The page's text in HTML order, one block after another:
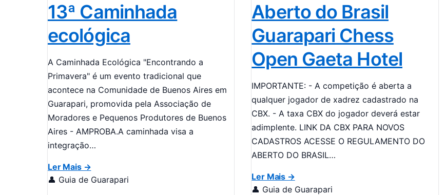
13ª Caminhada
ecológica
A Caminhada Ecológica "Encontrando a
Primavera" é um evento tradicional que
acontece na Comunidade de Buenos Aires em
Guarapari, promovida pela Associação de
Moradores e Pequenos Produtores de Buenos
Aires - AMPROBA.A caminhada visa a
integração…
Ler Mais →
👤 Guia de Guarapari
Aberto do Brasil
Guarapari Chess
Open Gaeta Hotel
IMPORTANTE: - A competição é aberta a
qualquer jogador de xadrez cadastrado na
CBX. - A taxa CBX do jogador deverá estar
adimplente. LINK DA CBX PARA NOVOS
CADASTROS ACESSE O REGULAMENTO DO
ABERTO DO BRASIL…
Ler Mais →
👤 Guia de Guarapari